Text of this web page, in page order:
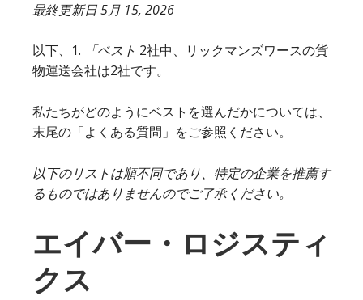
最終更新日5月 15, 2026
以下、1. 「ベスト 2社中、リックマンズワースの貨
物運送会社は2社です。
私たちがどのようにベストを選んだかについては、
末尾の「よくある質問」をご参照ください。
以下のリストは順不同であり、特定の企業を推薦す
るものではありませんのでご了承ください。
エイバー・ロジスティ
クス